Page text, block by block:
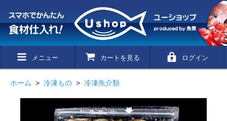
メニュー カートを見る ログイン
ホーム > 冷凍もの > 冷凍魚介類